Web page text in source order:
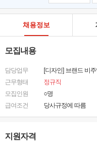
채용정보
모집내용
담당업무
[디자인] 브랜드 비
근무형태
정규직
모집인원
○명
급여조건
당사규정에 따름
지원자격